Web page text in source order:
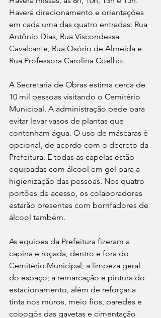
Haverá direcionamento e orientações
em cada uma das quatro entradas: Rua
Antônio Dias, Rua Viscondessa
Cavalcante, Rua Osório de Almeida e
Rua Professora Carolina Coelho.
A Secretaria de Obras estima cerca de
10 mil pessoas visitando o Cemitério
Municipal. A administração pede para
evitar levar vasos de plantas que
contenham água. O uso de máscaras é
opcional, de acordo com o decreto da
Prefeitura. E todas as capelas estão
equipadas com álcool em gel para a
higienização das pessoas. Nos quatro
portões de acesso, os colaboradores
estarão presentes com borrifadores de
álcool também.
As equipes da Prefeitura fizeram a
capina e roçada, dentro e fora do
Cemitério Municipal; a limpeza geral
do espaço; a remarcação e pintura do
estacionamento, além de reforçar a
tinta nos muros, meio fios, paredes e
cobogós das gavetas e cimentação